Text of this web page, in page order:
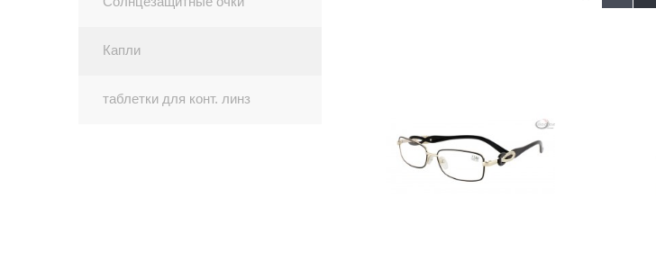
Капли
таблетки для конт. линз